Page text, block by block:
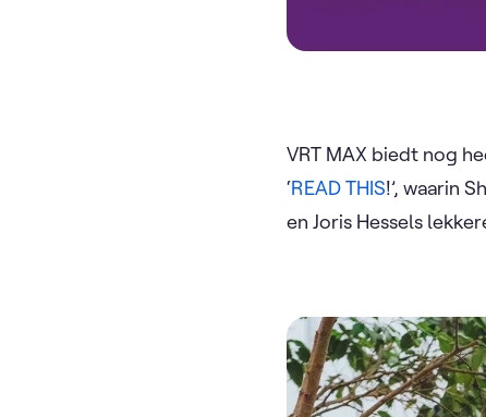
VRT MAX biedt nog
‘READ THIS!’, waarin
en Joris Hessels